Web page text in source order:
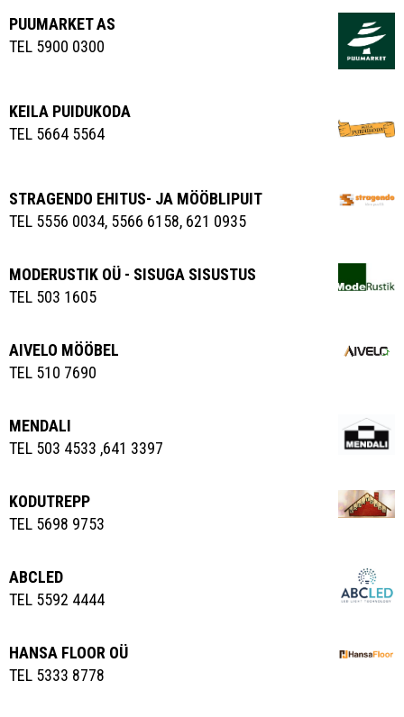
PUUMARKET AS
TEL 5900 0300
KEILA PUIDUKODA
TEL 5664 5564
STRAGENDO EHITUS- JA MÖÖBLIPUIT
TEL 5556 0034, 5566 6158, 621 0935
MODERUSTIK OÜ - SISUGA SISUSTUS
TEL 503 1605
AIVELO MÖÖBEL
TEL 510 7690
MENDALI
TEL 503 4533 ,641 3397
KODUTREPP
TEL 5698 9753
ABCLED
TEL 5592 4444
HANSA FLOOR OÜ
TEL 5333 8778